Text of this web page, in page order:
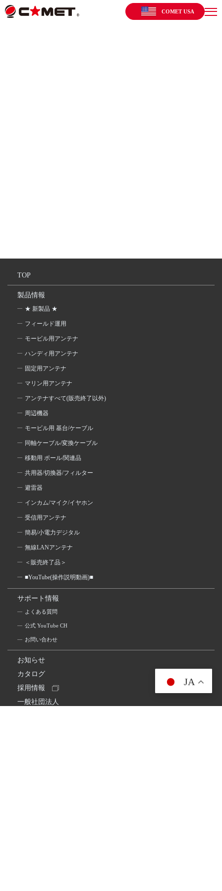
COMET USA
TOP
製品情報
★ 新製品 ★
フィールド運用
モービル用アンテナ
ハンディ用アンテナ
固定用アンテナ
マリン用アンテナ
アンテナすべて(販売終了以外)
周辺機器
モービル用 基台/ケーブル
同軸ケーブル/変換ケーブル
移動用 ポール/関連品
共用器/切換器/フィルター
避雷器
インカム/マイク/イヤホン
受信用アンテナ
簡易/小電力デジタル
無線LANアンテナ
＜販売終了品＞
■YouTube(操作説明動画)■
サポート情報
よくある質問
公式 YouTube CH
お問い合わせ
お知らせ
カタログ
採用情報
一般社団法人
JA